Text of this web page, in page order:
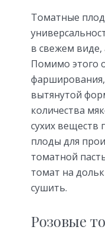
Томатные
в свежем виде,
Помимо этого
фарширования,
вытянутой
количества
сухих веществ
плоды для
томатной
томат на
сушить.
Розовые